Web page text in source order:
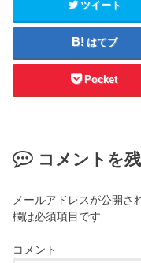
ツイート
はてブ
Pocket
コメントを
メールアドレスが公開さ
欄は必須項目です
コメント